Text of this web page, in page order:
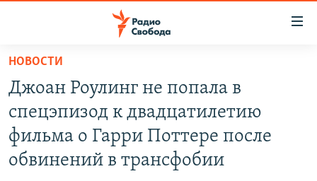
упрощенного
доступа
основному
содержанию
ПОДКАСТЫ
АВТОРСКИЕ ПРОЕКТЫ
ЦИТАТЫ СВОБОДЫ
НОВОСТИ
Джоан Роулинг не попала в
спецэпизод к двадцатилетию
фильма о Гарри Поттере после
обвинений в трансфобии